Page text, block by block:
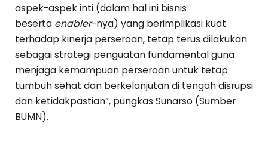
aspek-aspek inti (dalam hal ini bisnis
beserta enabler-nya) yang berimplikasi kuat
terhadap kinerja perseroan, tetap terus dilakukan
sebagai strategi penguatan fundamental guna
menjaga kemampuan perseroan untuk tetap
tumbuh sehat dan berkelanjutan di tengah disrupsi
dan ketidakpastian”, pungkas Sunarso (Sumber
BUMN).